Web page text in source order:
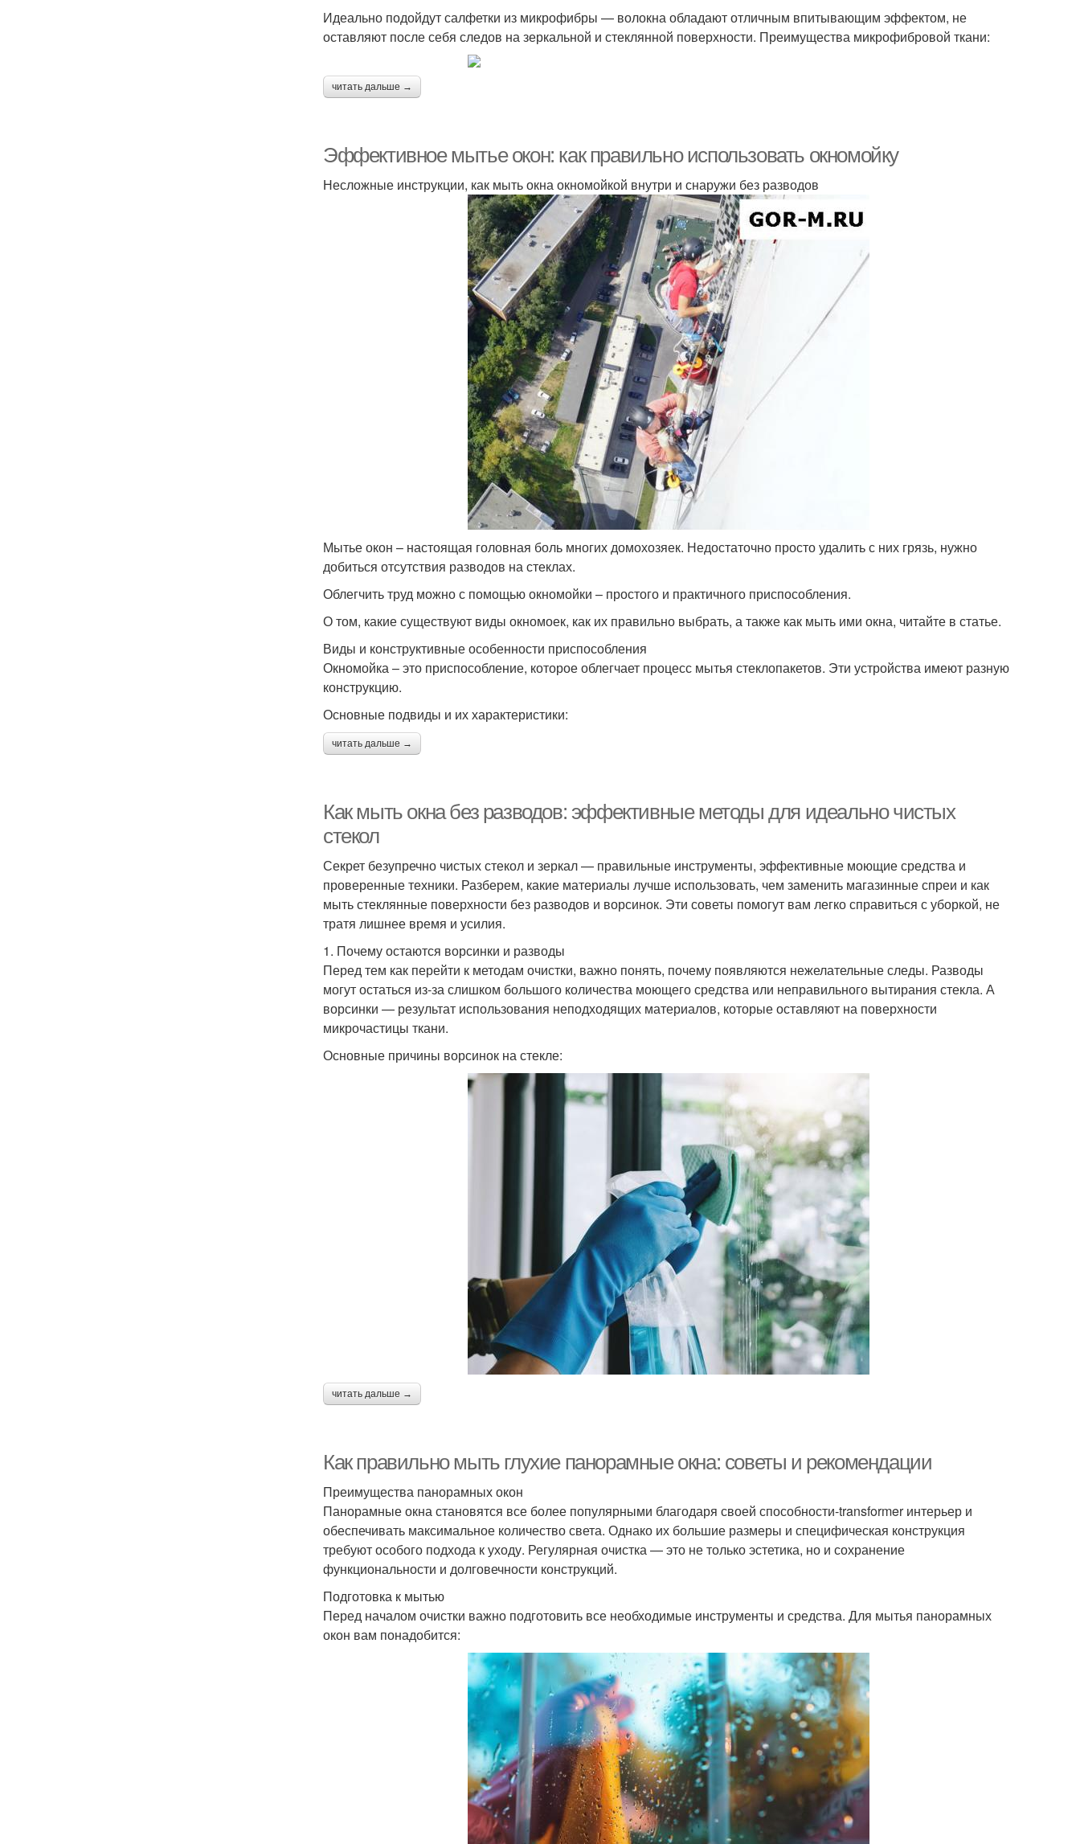
Идеально подойдут салфетки из микрофибры — волокна обладают отличным впитывающим эффектом, не
оставляют после себя следов на зеркальной и стеклянной поверхности. Преимущества микрофибровой ткани:
читать дальше →
Эффективное мытье окон: как правильно использовать окномойку
Несложные инструкции, как мыть окна окномойкой внутри и снаружи без разводов
Мытье окон – настоящая головная боль многих домохозяек. Недостаточно просто удалить с них грязь, нужно
добиться отсутствия разводов на стеклах.
Облегчить труд можно с помощью окномойки – простого и практичного приспособления.
О том, какие существуют виды окномоек, как их правильно выбрать, а также как мыть ими окна, читайте в статье.
Виды и конструктивные особенности приспособления
Окномойка – это приспособление, которое облегчает процесс мытья стеклопакетов. Эти устройства имеют разную
конструкцию.
Основные подвиды и их характеристики:
читать дальше →
Как мыть окна без разводов: эффективные методы для идеально чистых
стекол
Секрет безупречно чистых стекол и зеркал — правильные инструменты, эффективные моющие средства и
проверенные техники. Разберем, какие материалы лучше использовать, чем заменить магазинные спреи и как
мыть стеклянные поверхности без разводов и ворсинок. Эти советы помогут вам легко справиться с уборкой, не
тратя лишнее время и усилия.
1. Почему остаются ворсинки и разводы
Перед тем как перейти к методам очистки, важно понять, почему появляются нежелательные следы. Разводы
могут остаться из-за слишком большого количества моющего средства или неправильного вытирания стекла. А
ворсинки — результат использования неподходящих материалов, которые оставляют на поверхности
микрочастицы ткани.
Основные причины ворсинок на стекле:
читать дальше →
Как правильно мыть глухие панорамные окна: советы и рекомендации
Преимущества панорамных окон
Панорамные окна становятся все более популярными благодаря своей способности-transformer интерьер и
обеспечивать максимальное количество света. Однако их большие размеры и специфическая конструкция
требуют особого подхода к уходу. Регулярная очистка — это не только эстетика, но и сохранение
функциональности и долговечности конструкций.
Подготовка к мытью
Перед началом очистки важно подготовить все необходимые инструменты и средства. Для мытья панорамных
окон вам понадобится: